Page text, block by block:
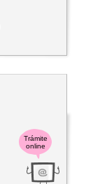
Trámite
online